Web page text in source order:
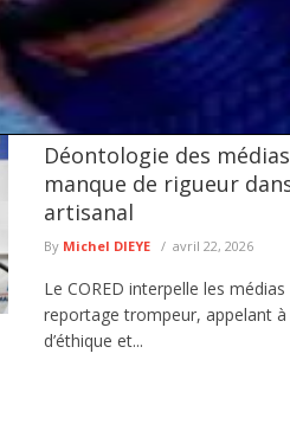
Aminata Sow quitte Pastef pour
le département de Keur Massar. Après
Déontologie des
manque de rigueur
artisanal
By Michel DIEYE avril 22, 2026
Le CORED interpelle les
reportage trompeur, appelant
d’éthique et...